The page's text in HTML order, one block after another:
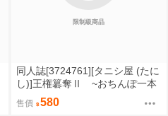
限制級商品
同人誌[3724761][タニシ屋 (たに
し)]王権簒奪Ⅱ ~おちんぽ一本
で王国崩壊 王宮はちんぽの遊
園地~ (原創)
售價 580